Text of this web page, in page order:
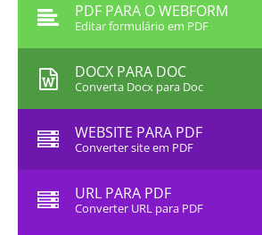
PDF PARA O WEBFORM
Editar formulário em PDF
DOCX PARA DOC
Converta Docx para Doc
WEBSITE PARA PDF
Converter site em PDF
URL PARA PDF
Converter URL para PDF